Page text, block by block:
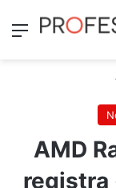
Menú
AMD
registra